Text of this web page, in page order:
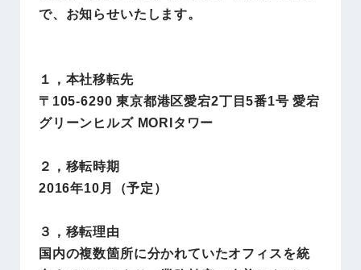
で、お知らせいたします。
１，本社移転先
〒105-6290 東京都港区愛宕2丁目5番1号 愛宕
グリーンヒルズ MORIタワー
２，移転時期
2016年10月（予定）
３，移転理由
国内の複数箇所に分かれていたオフィスを統